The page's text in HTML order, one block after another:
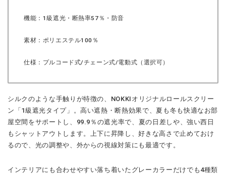
機能：1級遮光・断熱率57％・防音
素材：ポリエステル100％
仕様：プルコード式/チェーン式/電動式（選択可）
シルクのような手触りが特徴の、NOKKIオリジナルロールスクリー
ン「1級遮光タイプ」。高い遮熱・断熱効果で、夏も冬も快適なお部
屋空間をサポートし、99.9％の遮光率で、夏の日差しや、強い西日
もシャットアウトします。上下に昇降し、好きな高さで止めておけ
るので、光の調整や、外からの視線対策にも最適です。
インテリアにも合わせやすい落ち着いたグレーカラーだけでも4種類